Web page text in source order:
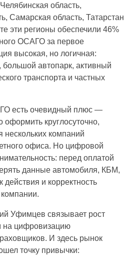
область,
Самарская область, Татарстан
эти регионы обеспечили 46%
ОСАГО за первое
высокая, но логичная:
автопарк, активный
транспорта и частных
есть очевидный плюс —
оформить круглосуточно,
нескольких компаний
офиса. Но цифровой
перед оплатой
данные автомобиля, КБМ,
действия и корректность
Уфимцев связывает рост
на цифровизацию
И здесь рынок
точку привычки: